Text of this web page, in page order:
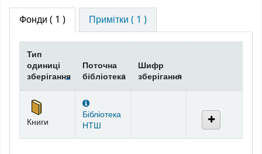
Фонди ( 1 ) Примітки ( 1 )
Фонди
Тип
одиниці
зберігання
Поточна
бібліотека
Шифр
зберігання
Книги
Бібліотека
НТШ